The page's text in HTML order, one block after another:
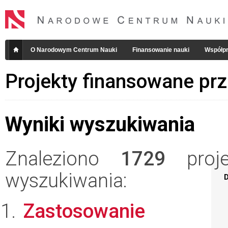
O Narodowym Centrum Nauki Finansowanie nauki
Projekty finansowane
Wyniki wyszukiwania
Znaleziono 1729
wyszukiwania:
Zastosowanie